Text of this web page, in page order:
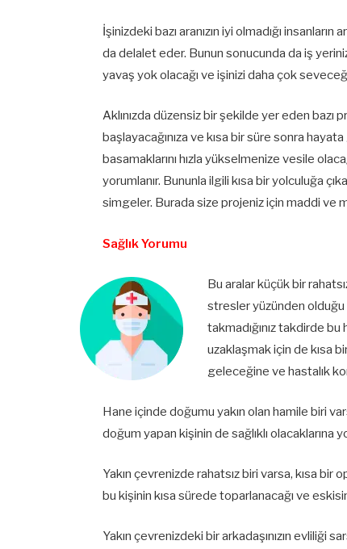
İşinizdeki bazı aranızın iyi olmadığı
da delalet eder. Bunun sonucunda da iş
yavaş yok olacağı ve işinizi daha çok
Aklınızda düzensiz bir şekilde yer eden bazı
başlayacağınıza ve kısa bir süre sonra
basamaklarını hızla yükselmenize vesile
yorumlanır. Bununla ilgili kısa bir yolculuğa
simgeler. Burada size projeniz için maddi ve
Sağlık Yorumu
Bu aralar küçük bir
stresler yüzünden olduğu
takmadığınız takdirde
uzaklaşmak için de kısa
geleceğine ve hastalık
Hane içinde doğumu yakın olan hamile biri
doğum yapan kişinin de sağlıklı olacaklarına
Yakın çevrenizde rahatsız biri varsa, kısa
bu kişinin kısa sürede toparlanacağı ve
Yakın çevrenizdeki bir arkadaşınızın evliliği